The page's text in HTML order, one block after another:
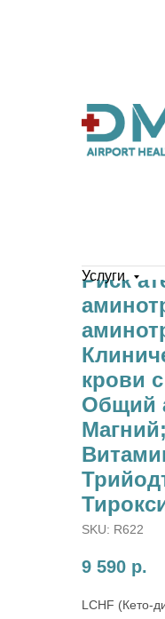
Услуги
Риск
крови
Общий
SKU: R622
9 590 р.
LCHF (Кето-